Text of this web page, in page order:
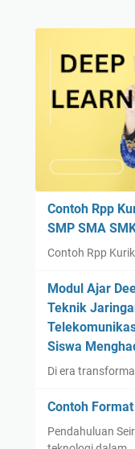
Contoh Rpp
SMP SMA
Contoh Rpp
Modul Ajar
Teknik
Siswa
Di era
Contoh
Pendahuluan